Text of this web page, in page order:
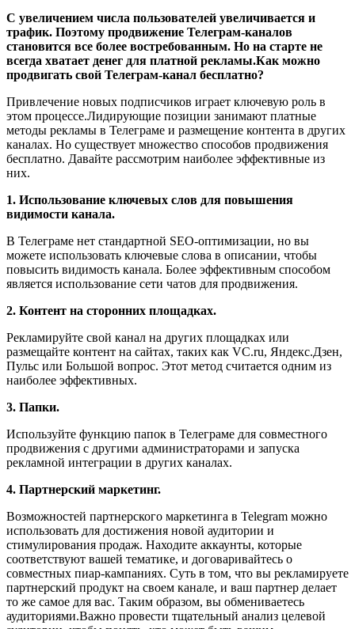
С увеличением числа пользователей увеличивается и
трафик. Поэтому продвижение Телеграм-каналов
становится все более востребованным. Но на старте не
всегда хватает денег для платной рекламы.Как можно
продвигать свой Телеграм-канал бесплатно?
Привлечение новых подписчиков играет ключевую роль в
этом процессе.Лидирующие позиции занимают платные
методы рекламы в Телеграме и размещение контента в других
каналах. Но существует множество способов продвижения
бесплатно. Давайте рассмотрим наиболее эффективные из
них.
1. Использование ключевых слов для повышения
видимости канала.
В Телеграме нет стандартной SEO-оптимизации, но вы
можете использовать ключевые слова в описании, чтобы
повысить видимость канала. Более эффективным способом
является использование сети чатов для продвижения.
2. Контент на сторонних площадках.
Рекламируйте свой канал на других площадках или
размещайте контент на сайтах, таких как VC.ru, Яндекс.Дзен,
Пульс или Большой вопрос. Этот метод считается одним из
наиболее эффективных.
3. Папки.
Используйте функцию папок в Телеграме для совместного
продвижения с другими администраторами и запуска
рекламной интеграции в других каналах.
4. Партнерский маркетинг.
Возможностей партнерского маркетинга в Telegram можно
использовать для достижения новой аудитории и
стимулирования продаж. Находите аккаунты, которые
соответствуют вашей тематике, и договаривайтесь о
совместных пиар-кампаниях. Суть в том, что вы рекламируете
партнерский продукт на своем канале, и ваш партнер делает
то же самое для вас. Таким образом, вы обмениваетесь
аудиториями.Важно провести тщательный анализ целевой